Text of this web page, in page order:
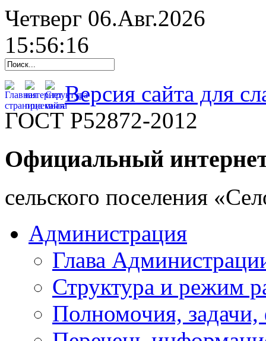
Четверг 06.Авг.2026
15:56:17
Версия сайта для
ГОСТ Р52872-2012
Официальный
cельского поселения
Администрация
Глава
Структура и режим
Полномочия,